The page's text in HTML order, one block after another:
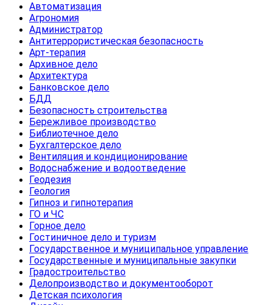
Автоматизация
Агрономия
Администратор
Антитеррористическая безопасность
Арт-терапия
Архивное дело
Архитектура
Банковское дело
БДД
Безопасность строительства
Бережливое производство
Библиотечное дело
Бухгалтерское дело
Вентиляция и кондиционирование
Водоснабжение и водоотведение
Геодезия
Геология
Гипноз и гипнотерапия
ГО и ЧС
Горное дело
Гостиничное дело и туризм
Государственное и муниципальное управление
Государственные и муниципальные закупки
Градостроительство
Делопроизводство и документооборот
Детская психология